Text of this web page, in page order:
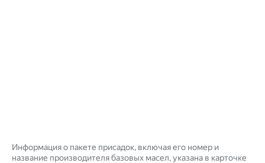
Информация о пакете присадок, включая его номер и
название производителя базовых масел, указана в карточке